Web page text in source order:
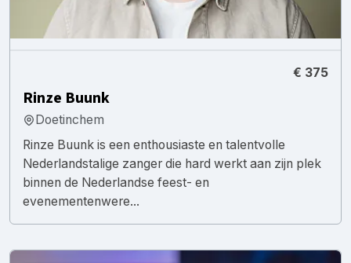
€ 375
Rinze Buunk
Doetinchem
Rinze Buunk is een enthousiaste en talentvolle
Nederlandstalige zanger die hard werkt aan zijn plek
binnen de Nederlandse feest- en
evenementenwere...